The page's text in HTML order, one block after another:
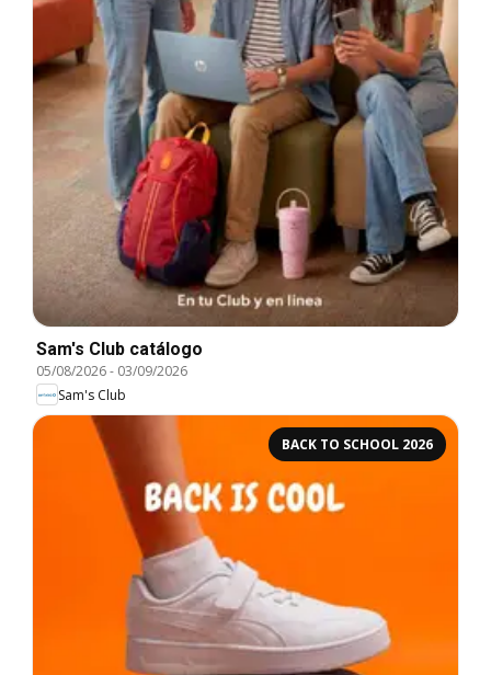
Sam's Club catálogo
05/08/2026- 03/09/2026
Sam's Club
BACK TO SCHOOL 2026